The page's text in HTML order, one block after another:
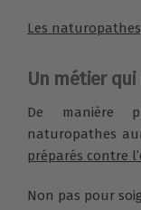
Les
Un métier qui
De manière
naturopathes
préparés contre
Non pas pour